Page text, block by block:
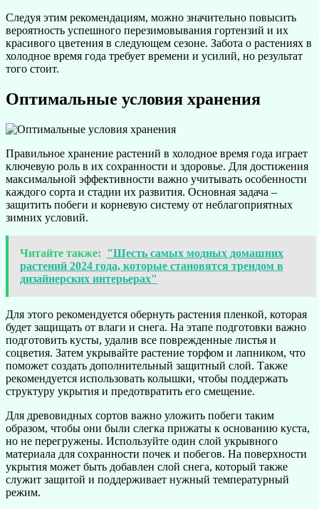
Следуя этим рекомендациям, можно значительно повысить
вероятность успешного перезимовывания гортензий и их
красивого цветения в следующем сезоне. Забота о растениях в
холодное время года требует времени и усилий, но результат
того стоит.
Оптимальные условия хранения
Правильное хранение растений в холодное время года играет
ключевую роль в их сохранности и здоровье. Для достижения
максимальной эффективности важно учитывать особенности
каждого сорта и стадии их развития. Основная задача –
защитить побеги и корневую систему от неблагоприятных
зимних условий.
Читайте также: "Шесть самых модных домашних
растений 2024 года, которые становятся трендом в
дизайнерских интерьерах"
Для этого рекомендуется обернуть растения пленкой, которая
будет защищать от влаги и снега. На этапе подготовки важно
подготовить кусты, удалив все поврежденные листья и
соцветия. Затем укрывайте растение торфом и лапником, что
поможет создать дополнительный защитный слой. Также
рекомендуется использовать колышки, чтобы поддержать
структуру укрытия и предотвратить его смещение.
Для древовидных сортов важно уложить побеги таким
образом, чтобы они были слегка прижаты к основанию куста,
но не перегружены. Используйте один слой укрывного
материала для сохранности почек и побегов. На поверхности
укрытия может быть добавлен слой снега, который также
служит защитой и поддерживает нужный температурный
режим.